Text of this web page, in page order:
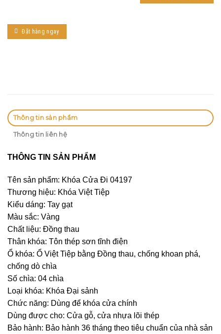
Đặt hàng ngay
Thông tin sản phẩm
Thông tin liên hệ
THÔNG TIN SẢN PHẨM
Tên sản phẩm: Khóa Cửa Đi 04197
Thương hiệu: Khóa Việt Tiệp
Kiểu dáng: Tay gạt
Màu sắc: Vàng
Chất liệu: Đồng thau
Thân khóa: Tôn thép sơn tĩnh điện
Ổ khóa: Ổ Việt Tiệp bằng Đồng thau, chống khoan phá,
chống dò chìa
Số chìa: 04 chìa
Loại khóa: Khóa Đại sảnh
Chức năng: Dùng để khóa cửa chính
Dùng được cho: Cửa gỗ, cửa nhựa lõi thép
Bảo hành: Bảo hành 36 tháng theo tiêu chuẩn của nhà sản